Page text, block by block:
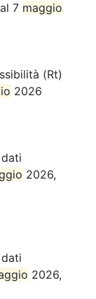
7 maggio
(Rt)
2026
2026,
2026,